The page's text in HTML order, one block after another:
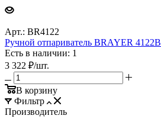
Арт.: BR4122
Ручной отпариватель BRAYER
Есть в наличии: 1
3 322 ₽/шт.
В корзину
Фильтр
Производитель